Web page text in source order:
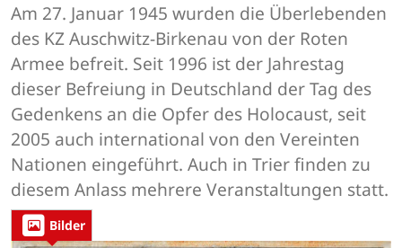
Am 27. Januar 1945 wurden die Überlebenden
des KZ Auschwitz-Birkenau von der Roten
Armee befreit. Seit 1996 ist der Jahrestag
dieser Befreiung in Deutschland der Tag des
Gedenkens an die Opfer des Holocaust, seit
2005 auch international von den Vereinten
Nationen eingeführt. Auch in Trier finden zu
diesem Anlass mehrere Veranstaltungen statt.
Bilder